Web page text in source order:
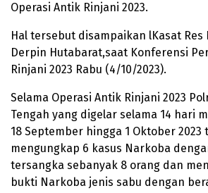
Operasi Antik Rinjani 2023.
Hal tersebut disampaikan lKasat Res
Derpin Hutabarat,saat Konferensi
Rinjani 2023 Rabu (4/10/2023).
Selama Operasi Antik Rinjani 2023
Tengah yang digelar selama 14 hari
18 September hingga 1 Oktober
mengungkap 6 kasus Narkoba
tersangka sebanyak 8 orang dan
bukti Narkoba jenis sabu dengan